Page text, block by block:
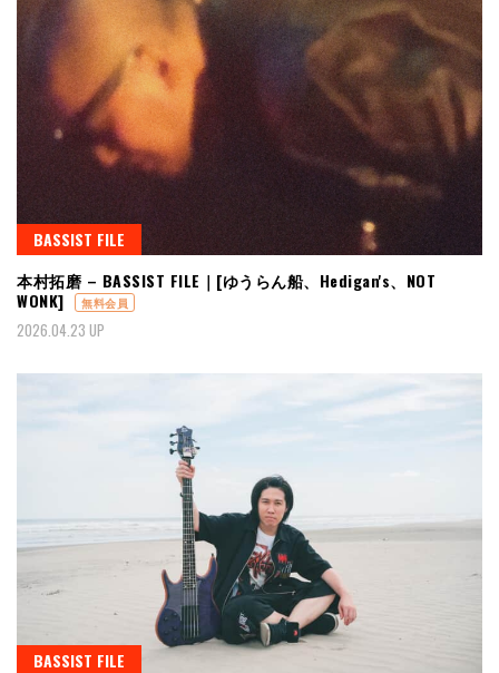
BASSIST FILE
本村拓磨 – BASSIST FILE｜[ゆうらん船、Hedigan's、NOT
WONK]
無料会員
2026.04.23 UP
BASSIST FILE